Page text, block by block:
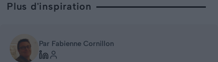
Plus d'inspiration
Par Fabienne Cornillon